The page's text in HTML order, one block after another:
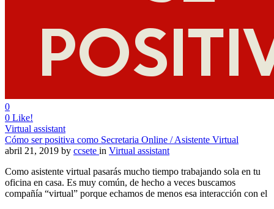
0
0 Like!
Virtual assistant
Cómo ser positiva como Secretaria Online / Asistente Virtual
abril 21, 2019 by ccsete in Virtual assistant
Como asistente virtual pasarás mucho tiempo trabajando sola en tu
oficina en casa. Es muy común, de hecho a veces buscamos
compañía “virtual” porque echamos de menos esa interacción con el